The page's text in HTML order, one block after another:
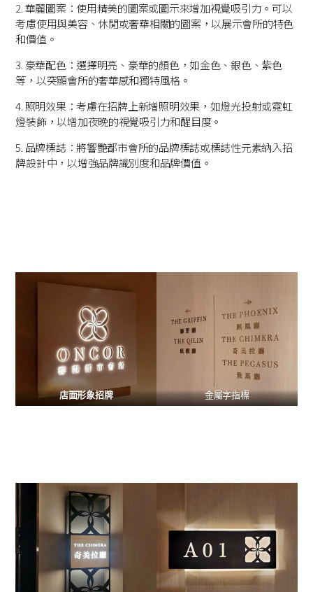
2. 華麗圖案：使用精美的圖案或圖示來增加視覺吸引力。可以
考慮使用與美容、休閒或奢華相關的圖案，以展示會所的特色
和價值。
3. 豪華配色：選擇明亮、豪華的顏色，如金色、銀色、紫色
等，以突顯會所的奢華感和獨特風格。
4. 照明效果：考慮在招牌上新增照明效果，如燈光投射或霓虹
燈裝飾，以增加夜晚的視覺吸引力和醒目度。
5. 品牌標誌：將響艷都市會所的品牌標誌或標誌性元素納入招
牌設計中，以增強品牌識別度和品牌價值。
店面形象招牌 金屬字指標